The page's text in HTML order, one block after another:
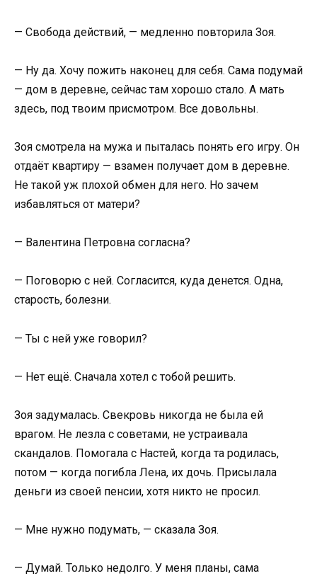
— Свобода действий, — медленно повторила Зоя.
— Ну да. Хочу пожить наконец для себя. Сама подумай
— дом в деревне, сейчас там хорошо стало. А мать
здесь, под твоим присмотром. Все довольны.
Зоя смотрела на мужа и пыталась понять его игру. Он
отдаёт квартиру — взамен получает дом в деревне.
Не такой уж плохой обмен для него. Но зачем
избавляться от матери?
— Валентина Петровна согласна?
— Поговорю с ней. Согласится, куда денется. Одна,
старость, болезни.
— Ты с ней уже говорил?
— Нет ещё. Сначала хотел с тобой решить.
Зоя задумалась. Свекровь никогда не была ей
врагом. Не лезла с советами, не устраивала
скандалов. Помогала с Настей, когда та родилась,
потом — когда погибла Лена, их дочь. Присылала
деньги из своей пенсии, хотя никто не просил.
— Мне нужно подумать, — сказала Зоя.
— Думай. Только недолго. У меня планы, сама